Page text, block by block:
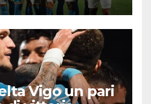
Vigo un pari